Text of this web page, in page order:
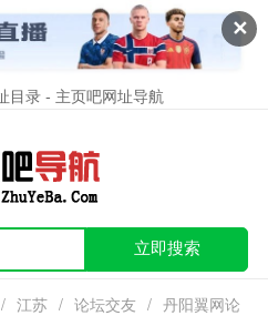
✕
目录 - 主页吧网址导航
立即搜索
/ 江苏 / 论坛交友 / 丹阳翼网论